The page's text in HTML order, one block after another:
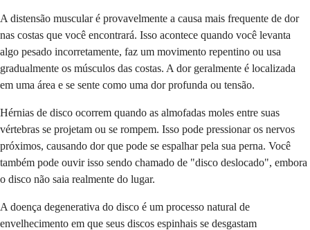
A distensão muscular é provavelmente a causa mais frequente de dor
nas costas que você encontrará. Isso acontece quando você levanta
algo pesado incorretamente, faz um movimento repentino ou usa
gradualmente os músculos das costas. A dor geralmente é localizada
em uma área e se sente como uma dor profunda ou tensão.
Hérnias de disco ocorrem quando as almofadas moles entre suas
vértebras se projetam ou se rompem. Isso pode pressionar os nervos
próximos, causando dor que pode se espalhar pela sua perna. Você
também pode ouvir isso sendo chamado de "disco deslocado", embora
o disco não saia realmente do lugar.
A doença degenerativa do disco é um processo natural de
envelhecimento em que seus discos espinhais se desgastam